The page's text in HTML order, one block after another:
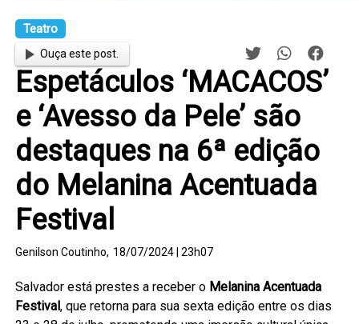
Teatro
Ouça este post.
Espetáculos ‘MACACOS’
e ‘Avesso da Pele’ são
destaques na 6ª edição
do Melanina Acentuada
Festival
Genilson Coutinho, 18/07/2024 | 23h07
Salvador está prestes a receber o Melanina Acentuada
Festival, que retorna para sua sexta edição entre os dias